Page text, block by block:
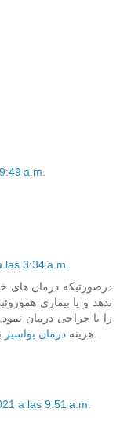
a.m.
las 3:34 a.m.
درصورتیکه درمان های
ندهد و یا بیماری
را با جراحی درمان
هزینه درمان بواسیر
به وبسایت کلینیک لیزر شفا مراجعه نمائید.
a las 9:51 a.m.